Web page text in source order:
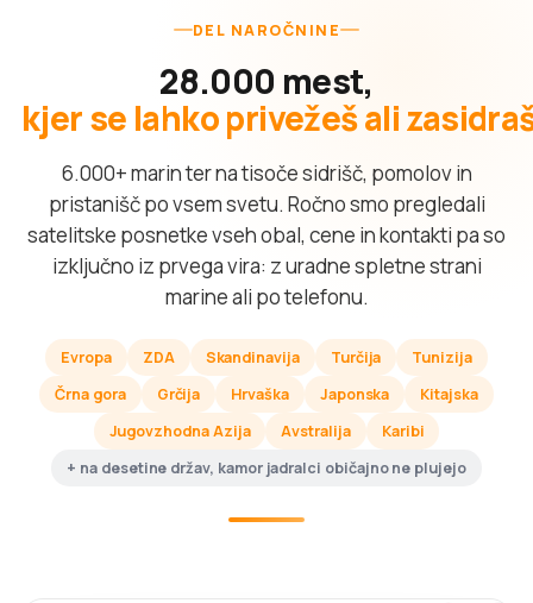
DEL NAROČNINE
28.000 mest,
kjer se lahko privežeš ali
6.000+ marin ter na tisoče sidrišč, pomolov in
pristanišč po vsem svetu. Ročno smo pregledali
satelitske posnetke vseh obal, cene in kontakti pa so
izključno iz prvega vira: z uradne spletne strani
marine ali po telefonu.
Evropa ZDA Skandinavija Turčija
Tunizija
Črna gora
Grčija Hrvaška Japonska
Kitajska
Jugovzhodna Azija
Avstralija
Karibi
+ na desetine držav, kamor jadralci običajno ne plujejo